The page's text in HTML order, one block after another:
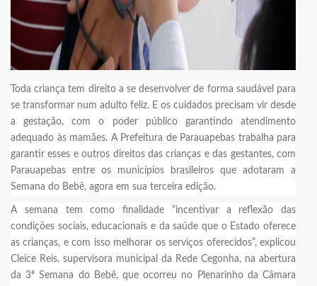
Toda criança tem direito a se desenvolver de forma saudável para
se transformar num adulto feliz. E os cuidados precisam vir desde
a gestação, com o poder público garantindo atendimento
adequado às mamães. A Prefeitura de Parauapebas trabalha para
garantir esses e outros direitos das crianças e das gestantes, com
Parauapebas entre os municípios brasileiros que adotaram a
Semana do Bebê, agora em sua terceira edição.
A semana tem como finalidade “incentivar a reflexão das
condições sociais, educacionais e da saúde que o Estado oferece
as crianças, e com isso melhorar os serviços oferecidos”, explicou
Cleice Reis, supervisora municipal da Rede Cegonha, na abertura
da 3ª Semana do Bebê, que ocorreu no Plenarinho da Câmara